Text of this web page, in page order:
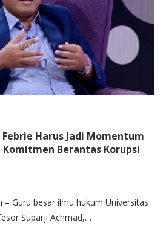
Harus Jadi Momentum
Berantas Korupsi
– Guru besar ilmu hukum Universitas
Suparji Achmad,…